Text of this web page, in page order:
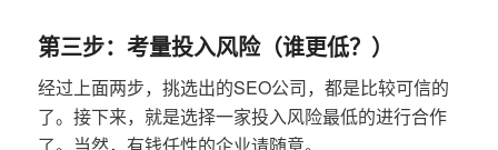
第三步：考量投入风险（谁更低？）
经过上面两步，挑选出的SEO公司，都是比较可信的
了。接下来，就是选择一家投入风险最低的进行合作